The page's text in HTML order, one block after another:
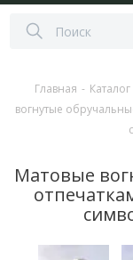
Главная - Каталог
вогнутые
Матовые